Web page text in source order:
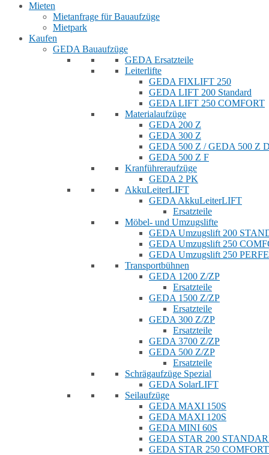
Mieten
Mietanfrage für Bauaufzüge
Mietpark
Kaufen
GEDA Bauaufzüge
GEDA Ersatzteile
Leiterlifte
GEDA FIXLIFT 250
GEDA LIFT 200 Standard
GEDA LIFT 250 COMFORT
Materialaufzüge
GEDA 200 Z
GEDA 300 Z
GEDA 500 Z / GEDA 500 Z
GEDA 500 Z F
Kranführeraufzüge
GEDA 2 PK
AkkuLeiterLIFT
GEDA AkkuLeiterLIFT
Ersatzteile
Möbel- und Umzugslifte
GEDA Umzugslift 200
GEDA Umzugslift 250
GEDA Umzugslift 250
Transportbühnen
GEDA 1200 Z/ZP
Ersatzteile
GEDA 1500 Z/ZP
Ersatzteile
GEDA 300 Z/ZP
Ersatzteile
GEDA 3700 Z/ZP
GEDA 500 Z/ZP
Ersatzteile
Schrägaufzüge Spezial
GEDA SolarLIFT
Seilaufzüge
GEDA MAXI 150S
GEDA MAXI 120S
GEDA MINI 60S
GEDA STAR 200
GEDA STAR 250 COMFORT